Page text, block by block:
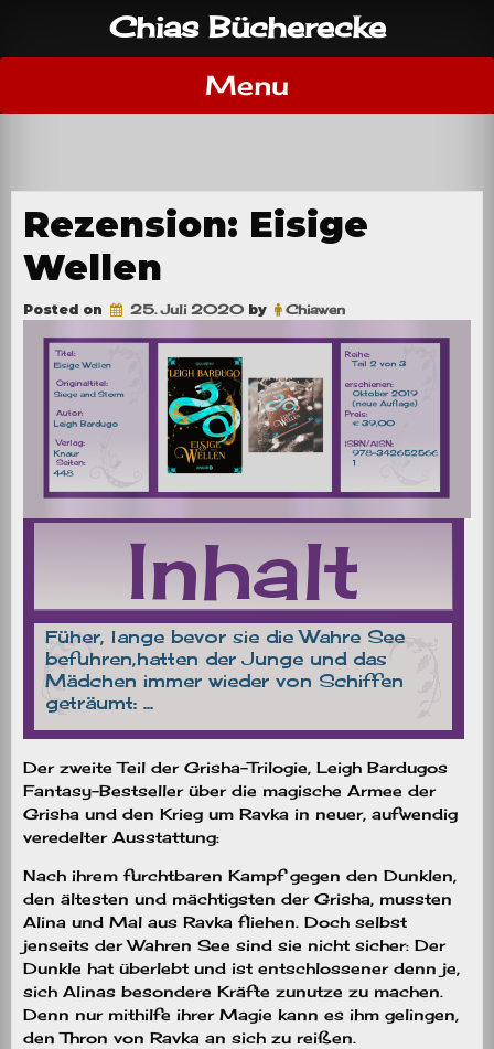
content
Chias Bücherecke
Menu
Rezension: Eisige
Wellen
Posted on 25. Juli 2020by Chiawen
Der zweite Teil der Grisha-Trilogie, Leigh Bardugos
Fantasy-Bestseller über die magische Armee der
Grisha und den Krieg um Ravka in neuer, aufwendig
veredelter Ausstattung:
Nach ihrem furchtbaren Kampf gegen den Dunklen,
den ältesten und mächtigsten der Grisha, mussten
Alina und Mal aus Ravka fliehen. Doch selbst
jenseits der Wahren See sind sie nicht sicher: Der
Dunkle hat überlebt und ist entschlossener denn je,
sich Alinas besondere Kräfte zunutze zu machen.
Denn nur mithilfe ihrer Magie kann es ihm gelingen,
den Thron von Ravka an sich zu reißen.